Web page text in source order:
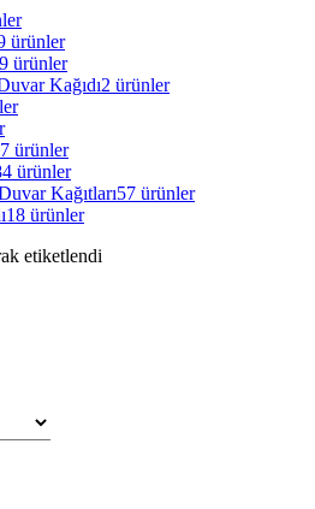
ürünler
ürünler
Kağıdı2 ürünler
ürünler
ürünler
Kağıtları57 ürünler
18 ürünler
etiketlendi